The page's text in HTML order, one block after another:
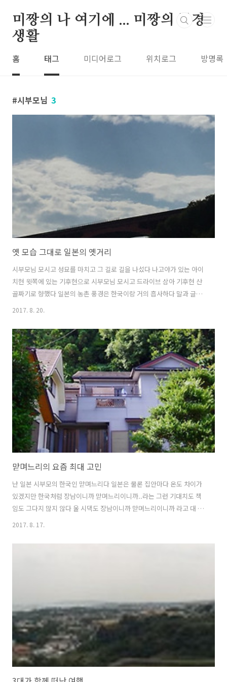
미짱의 나 여기에 ... 미짱의 동경
생활
홈 태그 미디어로그 위치로그 방명록
시부모님 3
옛 모습 그대로 일본의 옛거리
시부모님 모시고 성묘를 마치고 그 길로 길을 나섰다 나고야가 있는 아이
치현 윗쪽에 있는 기후현으로 시부모님 모시고 드라이브 삼아 기후현 산
골짜기로 향했다 일본의 농촌 풍경은 한국이랑 거의 흡사하다 말과 글이
다를뿐 ..말을 하지 않고 글을 보지 않는다면 이 곳이 일본이 아니라 한국
한 기후현의 산골 농촌 풍경이다 기후현 산골짜기에 아주 아주 오래전부
터 있는 마을이다 이 마을은 옛 여관 마을이라한다 옛날 옛날 아주 오랜
옛날에 상인들이나 아니면 여행객들이 험하고 험한 산 골짜기를 넘어 갈
때 하룻밤 쉬어 가기 위해 형성되어진 산골짜기 여관 마을이다 산골짝 마
을 한가운데 높은 산에서 물이 콸 콸 흘러 내리고 그 엄청난 수압을 이용
한 물레방..
2017. 8. 20.
맏며느리의 요즘 최대 고민
난 일본 시부모의 한국인 맏며느리다 일본은 물론 집안마다 온도 차이가
있겠지만 한국처럼 장남이니까 맏며느리이니까..라는 그런 기대치도 책
임도 그다지 많지 않다 울 시댁도 장남이니까 맏며느리이니까 라고 대 놓
고 어떤 기대를 하시지는 않는다 하지만 난 한국인 .. 맏며느리로 시어머
로써 기본은 해야 하지 않을까 하는 생각을 가진 고리타분한 여자다 울
도 작은 ..
2017. 8. 17.